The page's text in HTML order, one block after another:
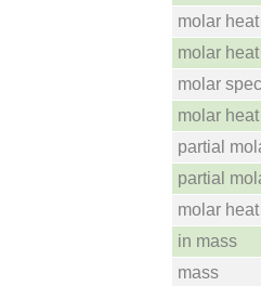
molar
molar
molar
molar
partial
partial
molar
in mass
mass